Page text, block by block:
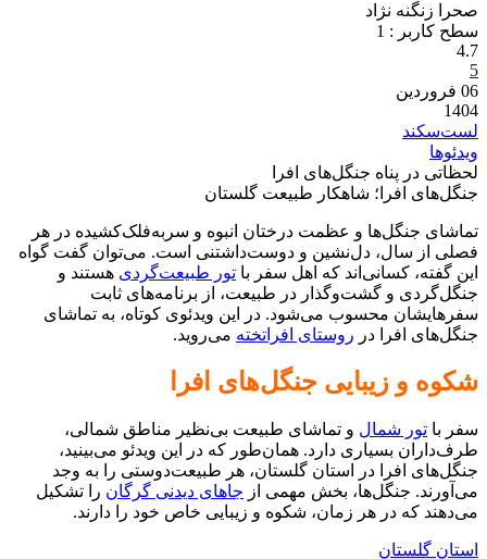
صحرا زنگنه نژاد
سطح کاربر : 1
4.7
5
06 فروردین
1404
لست‌سکند
ویدئوها
لحظاتی در پناه جنگل‌های افرا
جنگل‌های افرا؛ شاهکار طبیعت گلستان
تماشای جنگل‌ها و عظمت درختان انبوه و سربه‌فلک‌کشیده در هر
فصلی از سال، دل‌نشین و دوست‌داشتنی است. می‌توان گفت گواه
این گفته، کسانی‌اند که اهل سفر با تور طبیعت‌گردی هستند و
جنگل‌گردی و گشت‌وگذار در طبیعت، از برنامه‌های ثابت
سفرهایشان محسوب می‌شود. در این ویدئوی کوتاه، به تماشای
جنگل‌های افرا در روستای افراتخته می‌روید.
شکوه و زیبایی جنگل‌های افرا
سفر با تور شمال و تماشای طبیعت بی‌نظیر مناطق شمالی،
طرف‌داران بسیاری دارد. همان‌طور که در این ویدئو می‌بینید،
جنگل‌های افرا در استان گلستان، هر طبیعت‌دوستی را به وجد
می‌آورند. جنگل‌ها، بخش مهمی از جاهای دیدنی گرگان را تشکیل
می‌دهند که در هر زمان، شکوه و زیبایی خاص خود را دارند.
استان گلستان